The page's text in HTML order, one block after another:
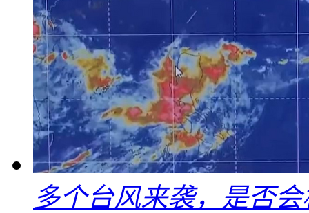
多个台风来袭，是否